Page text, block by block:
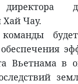
Чау.
команды
Вьетнама в